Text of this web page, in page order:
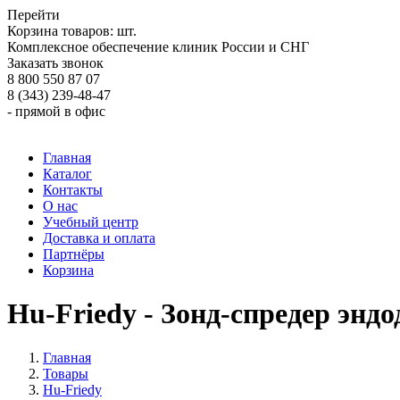
Перейти
Корзина товаров: шт.
Комплексное обеспечение клиник России и СНГ
Заказать звонок
8 800 550 87 07
8 (343) 239-48-47
- прямой в офис
Главная
Каталог
Контакты
О нас
Учебный центр
Доставка и оплата
Партнёры
Корзина
Hu-Friedy - Зонд-спредер
Главная
Товары
Hu-Friedy